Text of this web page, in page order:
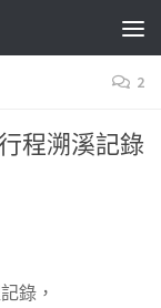
2
程溯溪記錄
錄，